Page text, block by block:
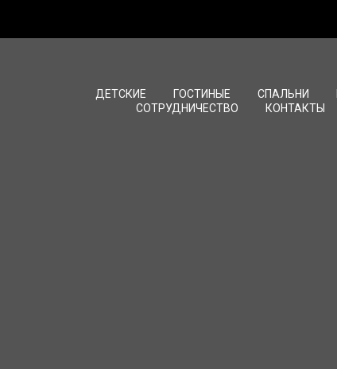
ДЕТСКИЕ ГОСТИНЫЕ СПАЛЬНИ
СОТРУДНИЧЕСТВО
КОНТАКТЫ